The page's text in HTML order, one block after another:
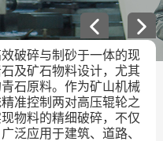
破碎与制砂于一体的现
及矿石物料设计，尤其
石原料。作为矿山机械
准控制两对高压辊轮之
物料的精细破碎，不仅
泛应用于建筑、道路、